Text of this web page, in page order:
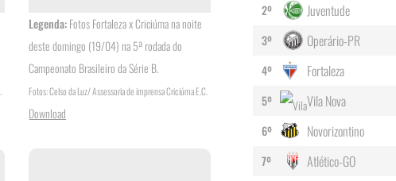
Legenda:Fotos Fortaleza x Criciúma na noite
deste domingo (19/04) na 5ª rodada do
Campeonato Brasileiro da Série B.
Fotos: Celso da Luz/ Assessoria de imprensa Criciúma E.C.
Download
2º
Juventude
3º
Operário-PR
4º
Fortaleza
5º
Vila Nova
6º
Novorizontino
7º
Atlético-GO